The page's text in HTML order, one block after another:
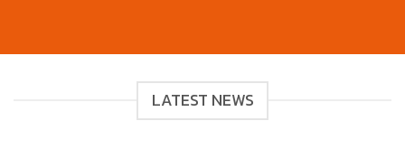
LATEST NEWS